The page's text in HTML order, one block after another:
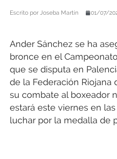
Escrito por Joseba Martín 01/07/
Ander Sánchez se ha
bronce en el
que se disputa en
de la Federación Riojana
su combate al boxeador
estará este viernes en
luchar por la medalla de